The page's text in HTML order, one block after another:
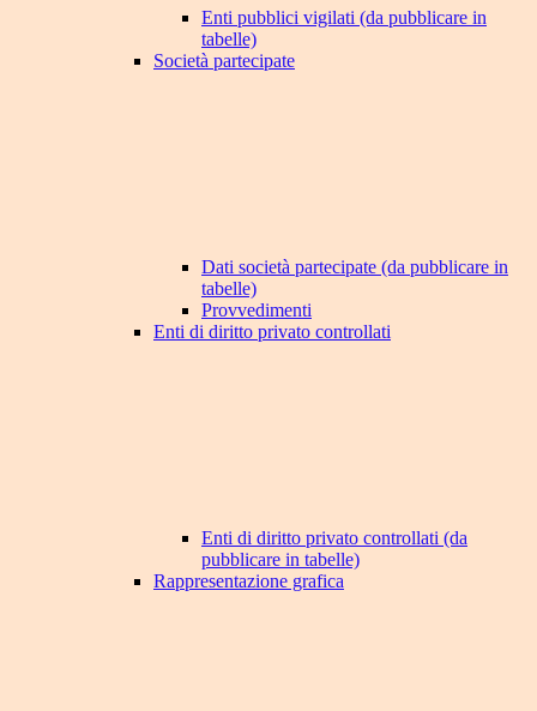
Enti pubblici vigilati (da pubblicare in
tabelle)
Società partecipate
Dati società partecipate (da pubblicare in
tabelle)
Provvedimenti
Enti di diritto privato controllati
Enti di diritto privato controllati (da
pubblicare in tabelle)
Rappresentazione grafica